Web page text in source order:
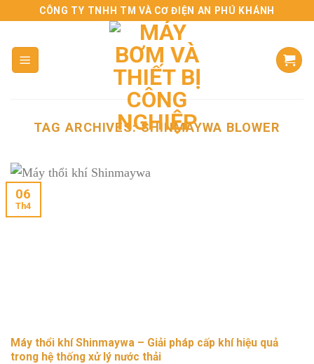
content
CÔNG TY TNHH TM VÀ CƠ ĐIỆN AN PHÚ KHÁNH
TAG ARCHIVES:SHINMAYWA BLOWER
Máy thổi khí Shinmaywa – Giải pháp cấp khí hiệu quả
trong hệ thống xử lý nước thải
06
Th4